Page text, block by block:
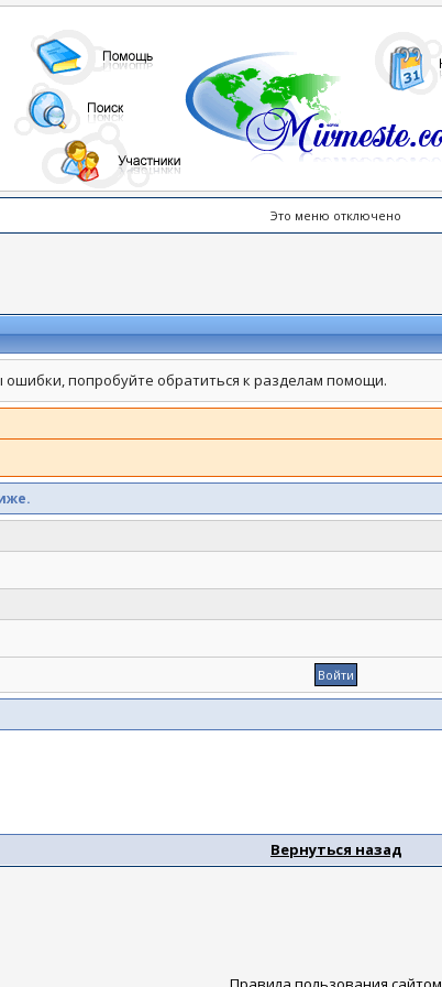
Это меню отключено
попробуйте обратиться к разделам помощи.
Вернуться назад